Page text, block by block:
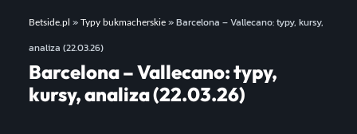
Betside.pl » Typy bukmacherskie»Barcelona – Vallecano: typy, kursy,
analiza (22.03.26)
Barcelona – Vallecano: typy,
kursy, analiza (22.03.26)